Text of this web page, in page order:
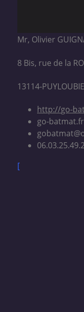
Mr, Olivier
8 Bis, rue de la
13114-
http://go-
go-batmat.fr
[